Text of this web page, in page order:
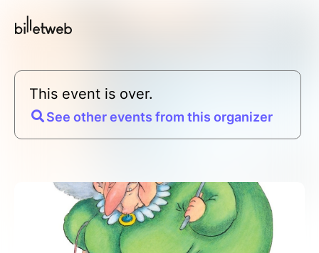
This event is over.
See other events from this organizer